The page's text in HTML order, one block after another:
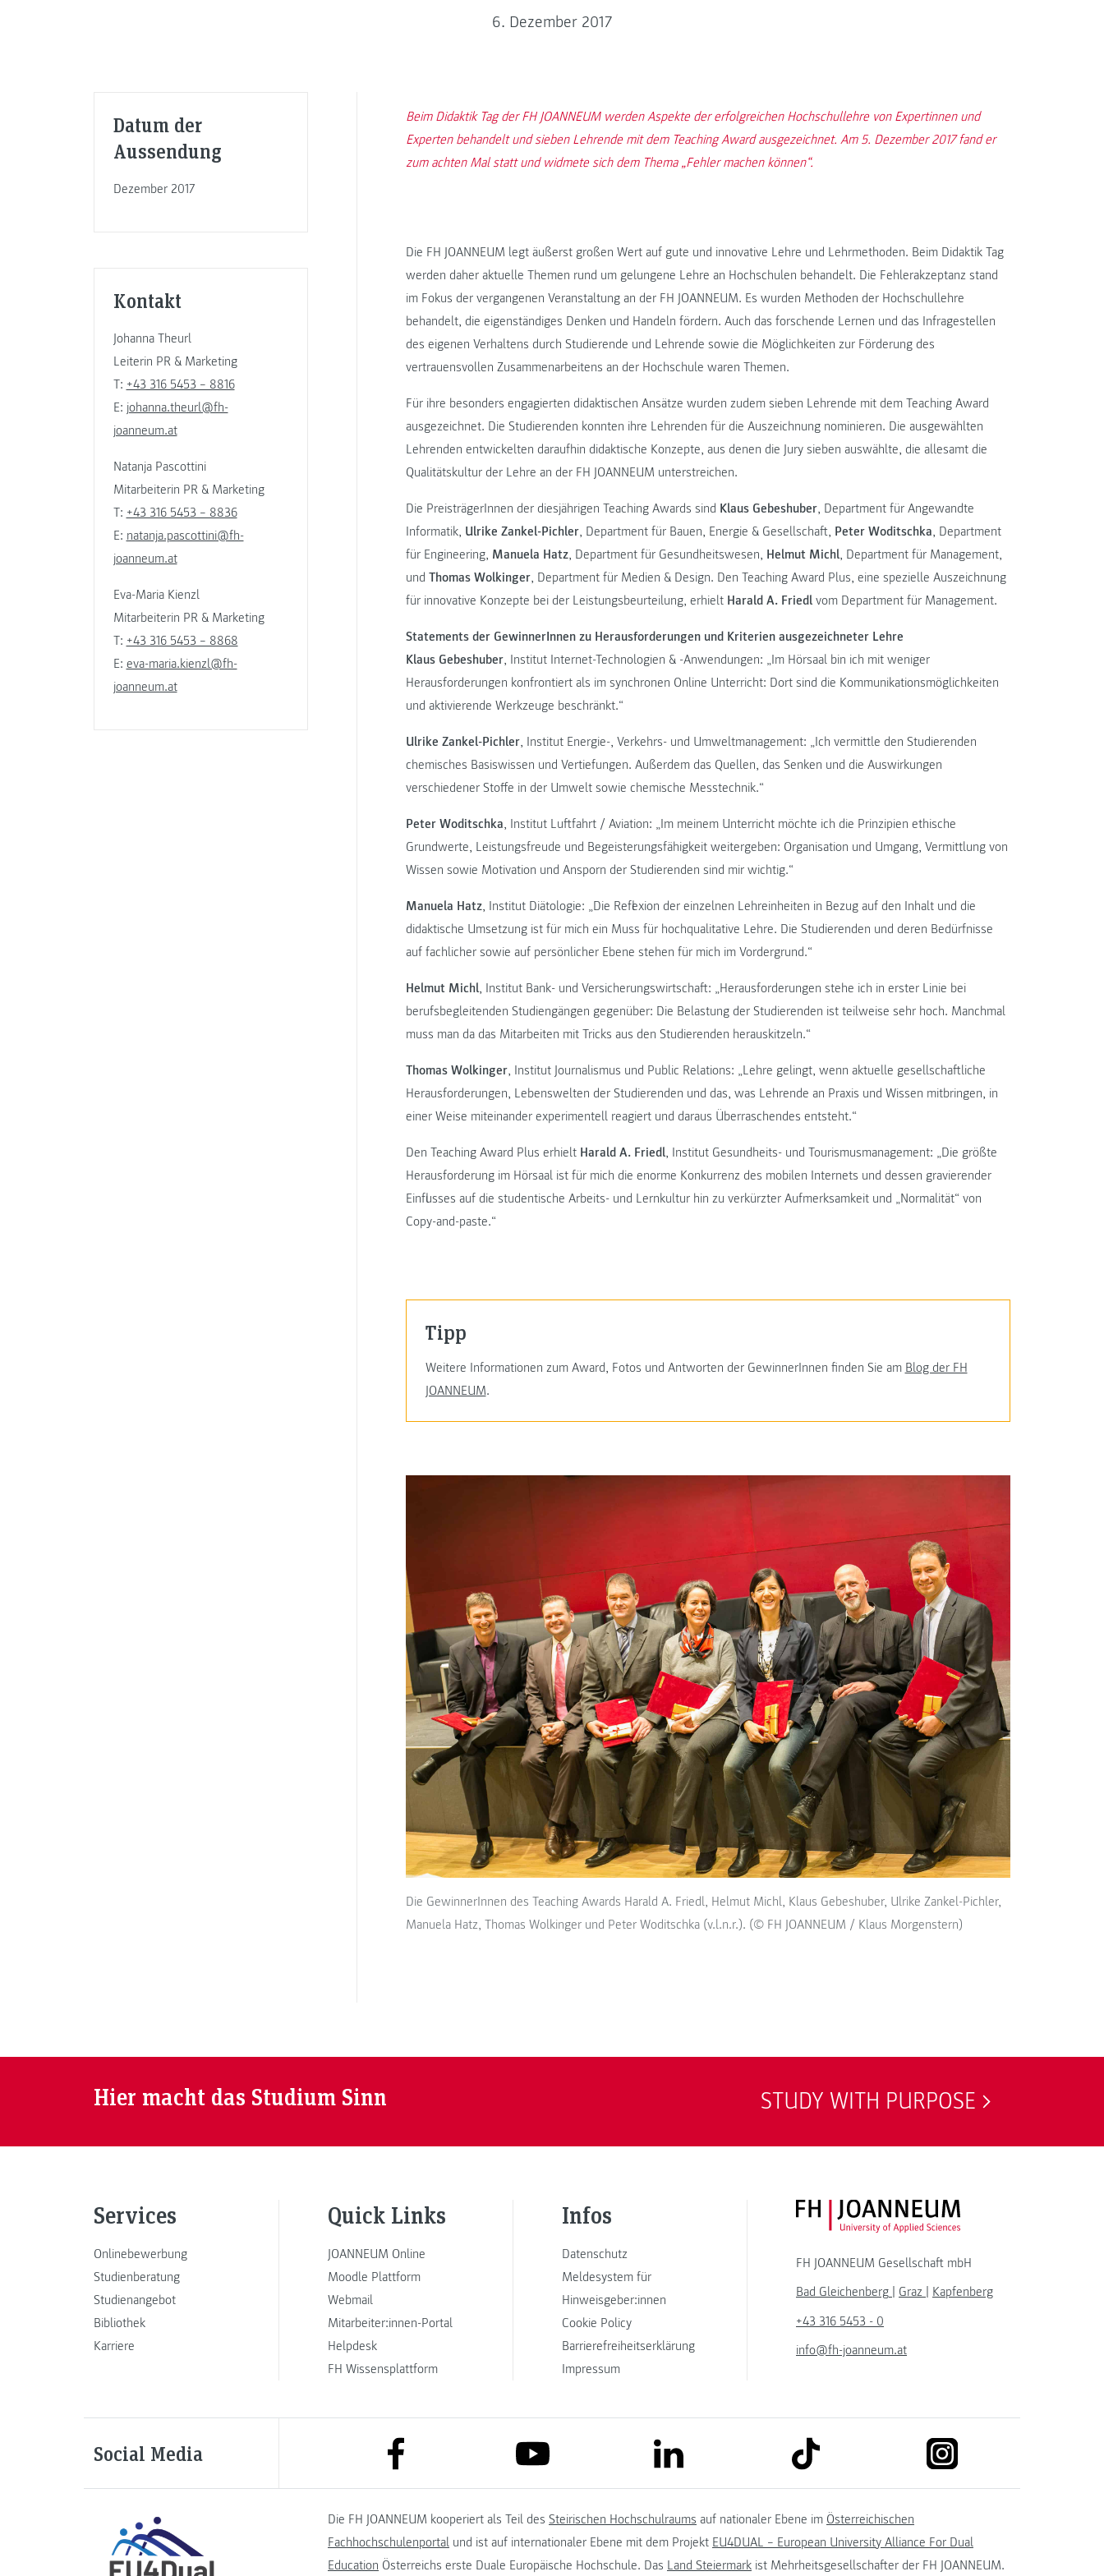
6. Dezember 2017
Datum der
Aussendung
Dezember 2017
Kontakt
Johanna Theurl
Leiterin PR & Marketing
T: +43 316 5453 – 8816
E: johanna.theurl@fh-
joanneum.at
Natanja Pascottini
Mitarbeiterin PR & Marketing
T: +43 316 5453 – 8836
E: natanja.pascottini@fh-
joanneum.at
Eva-Maria Kienzl
Mitarbeiterin PR & Marketing
T: +43 316 5453 – 8868
E: eva-maria.kienzl@fh-
joanneum.at
Beim Didaktik Tag der FH JOANNEUM werden Aspekte der erfolgreichen Hochschullehre von Expertinnen und
Experten behandelt und sieben Lehrende mit dem Teaching Award ausgezeichnet. Am 5. Dezember 2017 fand er
zum achten Mal statt und widmete sich dem Thema „Fehler machen können“.
Die FH JOANNEUM legt äußerst großen Wert auf gute und innovative Lehre und Lehrmethoden. Beim Didaktik Tag
werden daher aktuelle Themen rund um gelungene Lehre an Hochschulen behandelt. Die Fehlerakzeptanz stand
im Fokus der vergangenen Veranstaltung an der FH JOANNEUM. Es wurden Methoden der Hochschullehre
behandelt, die eigenständiges Denken und Handeln fördern. Auch das forschende Lernen und das Infragestellen
des eigenen Verhaltens durch Studierende und Lehrende sowie die Möglichkeiten zur Förderung des
vertrauensvollen Zusammenarbeitens an der Hochschule waren Themen.
Für ihre besonders engagierten didaktischen Ansätze wurden zudem sieben Lehrende mit dem Teaching Award
ausgezeichnet. Die Studierenden konnten ihre Lehrenden für die Auszeichnung nominieren. Die ausgewählten
Lehrenden entwickelten daraufhin didaktische Konzepte, aus denen die Jury sieben auswählte, die allesamt die
Qualitätskultur der Lehre an der FH JOANNEUM unterstreichen.
Die PreisträgerInnen der diesjährigen Teaching Awards sind Klaus Gebeshuber, Department für Angewandte
Informatik, Ulrike Zankel-Pichler, Department für Bauen, Energie & Gesellschaft, Peter Woditschka, Department
für Engineering, Manuela Hatz, Department für Gesundheitswesen, Helmut Michl, Department für Management,
und Thomas Wolkinger, Department für Medien & Design. Den Teaching Award Plus, eine spezielle Auszeichnung
für innovative Konzepte bei der Leistungsbeurteilung, erhielt Harald A. Friedl vom Department für Management.
Statements der GewinnerInnen zu Herausforderungen und Kriterien ausgezeichneter Lehre
Klaus Gebeshuber, Institut Internet-Technologien & -Anwendungen: „Im Hörsaal bin ich mit weniger
Herausforderungen konfrontiert als im synchronen Online Unterricht: Dort sind die Kommunikationsmöglichkeiten
und aktivierende Werkzeuge beschränkt.“
Ulrike Zankel-Pichler, Institut Energie-, Verkehrs- und Umweltmanagement: „Ich vermittle den Studierenden
chemisches Basiswissen und Vertiefungen. Außerdem das Quellen, das Senken und die Auswirkungen
verschiedener Stoffe in der Umwelt sowie chemische Messtechnik.“
Peter Woditschka, Institut Luftfahrt / Aviation: „Im meinem Unterricht möchte ich die Prinzipien ethische
Grundwerte, Leistungsfreude und Begeisterungsfähigkeit weitergeben: Organisation und Umgang, Vermittlung von
Wissen sowie Motivation und Ansporn der Studierenden sind mir wichtig.“
Manuela Hatz, Institut Diätologie: „Die Reflexion der einzelnen Lehreinheiten in Bezug auf den Inhalt und die
didaktische Umsetzung ist für mich ein Muss für hochqualitative Lehre. Die Studierenden und deren Bedürfnisse
auf fachlicher sowie auf persönlicher Ebene stehen für mich im Vordergrund.“
Helmut Michl, Institut Bank- und Versicherungswirtschaft: „Herausforderungen stehe ich in erster Linie bei
berufsbegleitenden Studiengängen gegenüber: Die Belastung der Studierenden ist teilweise sehr hoch. Manchmal
muss man da das Mitarbeiten mit Tricks aus den Studierenden herauskitzeln.“
Thomas Wolkinger, Institut Journalismus und Public Relations: „Lehre gelingt, wenn aktuelle gesellschaftliche
Herausforderungen, Lebenswelten der Studierenden und das, was Lehrende an Praxis und Wissen mitbringen, in
einer Weise miteinander experimentell reagiert und daraus Überraschendes entsteht.“
Den Teaching Award Plus erhielt Harald A. Friedl, Institut Gesundheits- und Tourismusmanagement: „Die größte
Herausforderung im Hörsaal ist für mich die enorme Konkurrenz des mobilen Internets und dessen gravierender
Einflusses auf die studentische Arbeits- und Lernkultur hin zu verkürzter Aufmerksamkeit und „Normalität“ von
Copy-and-paste.“
Tipp
Weitere Informationen zum Award, Fotos und Antworten der GewinnerInnen finden Sie am Blog der FH
JOANNEUM.
Die GewinnerInnen des Teaching Awards Harald A. Friedl, Helmut Michl, Klaus Gebeshuber, Ulrike Zankel-Pichler,
Manuela Hatz, Thomas Wolkinger und Peter Woditschka (v.l.n.r.). (© FH JOANNEUM / Klaus Morgenstern)
Hier macht das Studium Sinn STUDY WITH PURPOSE
Services
Onlinebewerbung
Studienberatung
Studienangebot
Bibliothek
Karriere
Quick Links
JOANNEUM Online
Moodle Plattform
Webmail
Mitarbeiter:innen-Portal
Helpdesk
FH Wissensplattform
Infos
Datenschutz
Meldesystem für
Hinweisgeber:innen
Cookie Policy
Barrierefreiheitserklärung
Impressum
FH JOANNEUM Logo
FH JOANNEUM Gesellschaft mbH
Bad Gleichenberg
Graz
Kapfenberg
+43 316 5453 - 0
info@fh-joanneum.at
Social Media link to facebook link to youtube link to linkedin link to tiktok link to instagram
Die FH JOANNEUM kooperiert als Teil des Steirischen Hochschulraums auf nationaler Ebene im Österreichischen
Fachhochschulenportal und ist auf internationaler Ebene mit dem Projekt EU4DUAL – European University Alliance For Dual
Education Österreichs erste Duale Europäische Hochschule. Das Land Steiermark ist Mehrheitsgesellschafter der FH JOANNEUM.